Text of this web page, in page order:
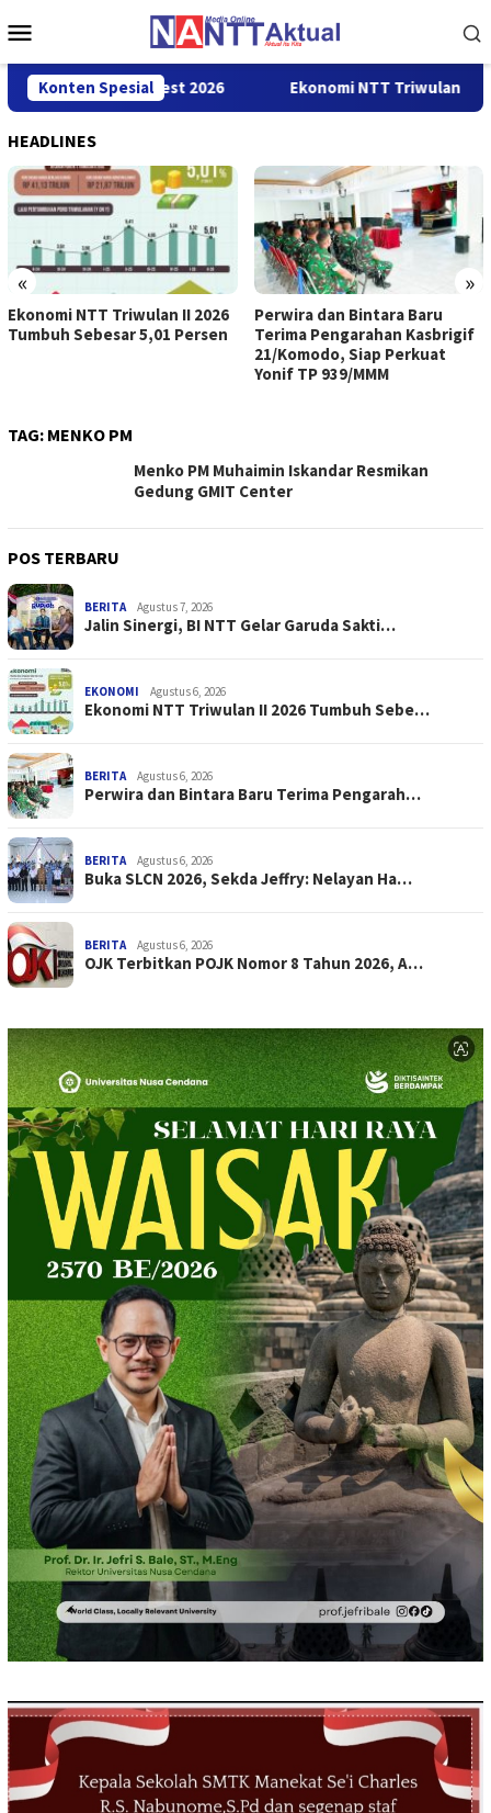
ke
Mobile
Konten Spesial
Border Fest 2026 Ekonomi NTT Triwulan II 2026
HEADLINES
« »
Ekonomi NTT Triwulan II 2026
Tumbuh Sebesar 5,01 Persen
Perwira dan Bintara Baru
Terima Pengarahan Kasbrigif
21/Komodo, Siap Perkuat
Yonif TP 939/MMM
TAG: MENKO PM
Menko PM Muhaimin Iskandar Resmikan
Gedung GMIT Center
POS TERBARU
BERITA Agustus 7, 2026
Jalin Sinergi, BI NTT Gelar Garuda Sakti…
EKONOMI Agustus 6, 2026
Ekonomi NTT Triwulan II 2026 Tumbuh Sebe…
BERITA Agustus 6, 2026
Perwira dan Bintara Baru Terima Pengarah…
BERITA Agustus 6, 2026
Buka SLCN 2026, Sekda Jeffry: Nelayan Ha…
BERITA Agustus 6, 2026
OJK Terbitkan POJK Nomor 8 Tahun 2026, A…